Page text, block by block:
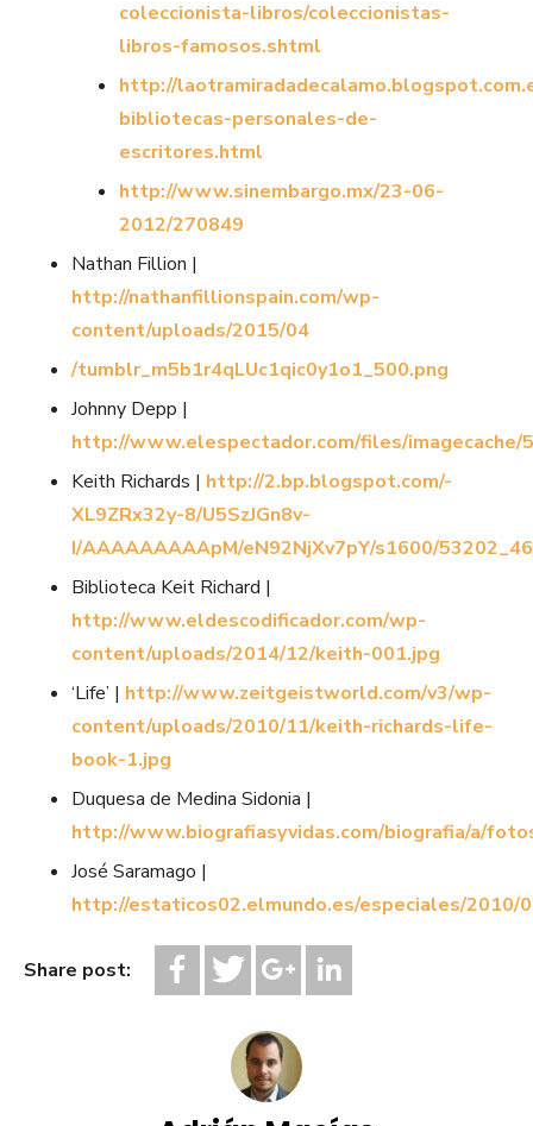
coleccionista-libros/coleccionistas-
libros-famosos.shtml
http://
bibliotecas-personales-de-
escritores.html
http://www.sinembargo.mx/23-06-
2012/270849
Nathan Fillion |
http://nathanfillionspain.com/wp-
content/uploads/2015/04
/tumblr_m5b1r4qLUc1qic0y1o1_500.png
Johnny Depp |
http://www.elespectador.com/files/
Keith Richards | http://2.bp.blogspot.com/-
XL9ZRx32y-8/U5SzJGn8v-
I/AAAAAAAAApM/eN92NjXv7pY/s1600/
Biblioteca Keit Richard |
http://www.eldescodificador.com/wp-
content/uploads/2014/12/keith-001.jpg
‘Life’ | http://www.zeitgeistworld.com/v3/wp-
content/uploads/2010/11/keith-richards-life-
book-1.jpg
Duquesa de Medina Sidonia |
http://www.biografiasyvidas.com/biografia/a/
José Saramago |
http://estaticos02.elmundo.es/especiales/2010/
Share post: